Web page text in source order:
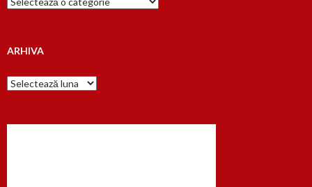
dupa…
ARHIVA
Arhiva